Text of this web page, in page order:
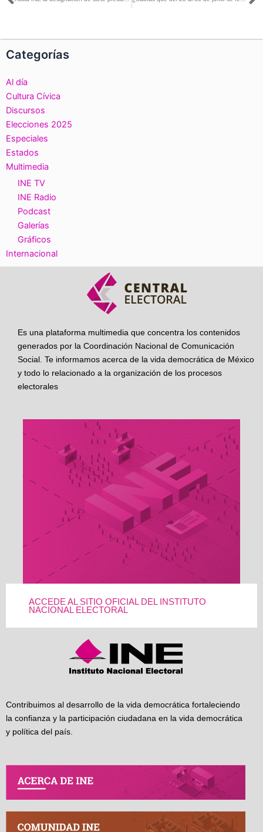
Categorías
Al día
Cultura Cívica
Discursos
Elecciones 2025
Especiales
Estados
Multimedia
INE TV
INE Radio
Podcast
Galerías
Gráficos
Internacional
Es una plataforma multimedia que concentra los contenidos
generados por la Coordinación Nacional de Comunicación
Social. Te informamos acerca de la vida democrática de México
y todo lo relacionado a la organización de los procesos
electorales
ACCEDE AL SITIO OFICIAL DEL INSTITUTO
NACIONAL ELECTORAL
Contribuimos al desarrollo de la vida democrática fortaleciendo
la confianza y la participación ciudadana en la vida democrática
y política del país.